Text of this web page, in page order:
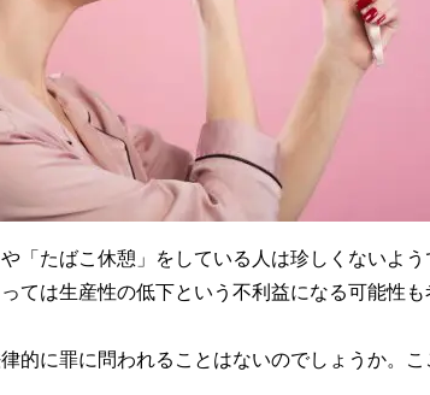
「たばこ休憩」をしている人は珍しくないよ
ては生産性の低下という不利益になる可能性も
的に罪に問われることはないのでしょうか。